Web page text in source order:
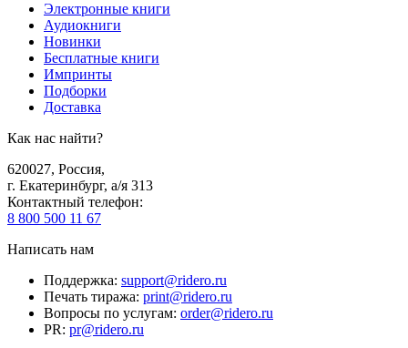
Электронные книги
Аудиокниги
Новинки
Бесплатные книги
Импринты
Подборки
Доставка
Как нас найти?
620027, Россия,
г. Екатеринбург, а/я 313
Контактный телефон:
8 800 500 11 67
Написать нам
Поддержка: support@ridero.ru
Печать тиража: print@ridero.ru
Вопросы по услугам: order@ridero.ru
PR: pr@ridero.ru